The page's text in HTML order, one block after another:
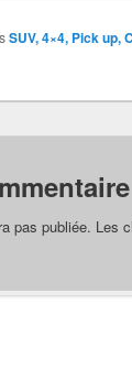
SUV, 4×4, Pick up,
pas publiée. Les